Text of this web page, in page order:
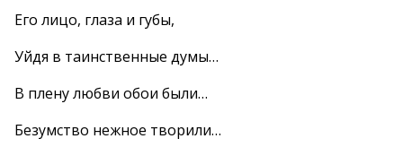
Его лицо, глаза и губы,
Уйдя в таинственные думы…
В плену любви обои были…
Безумство нежное творили…